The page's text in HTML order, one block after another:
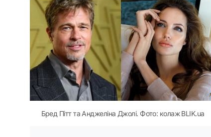
Бред Пітт та Анджеліна Джолі. Фото: колаж BLIK.ua